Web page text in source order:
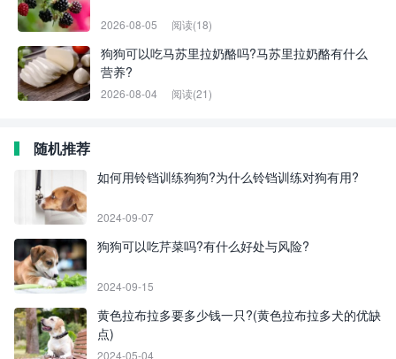
2026-08-05 阅读(18)
狗狗可以吃马苏里拉奶酪吗?马苏里拉奶酪有什么
营养?
2026-08-04 阅读(21)
随机推荐
如何用铃铛训练狗狗?为什么铃铛训练对狗有用?
2024-09-07
狗狗可以吃芹菜吗?有什么好处与风险?
2024-09-15
黄色拉布拉多要多少钱一只?(黄色拉布拉多犬的优缺
点)
2024-05-04